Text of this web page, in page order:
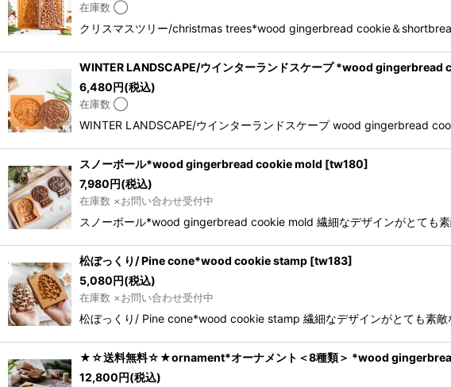
在庫数 ◯
クリスマスツリー/christmas trees*wood gingerbread cookie＆
WINTER LANDSCAPE/ウインターランドスケープ *wood gingerbread
6,480円(税込)
在庫数 ◯
WINTER LANDSCAPE/ウインターランドスケープ wood gingerbread
スノーボール*wood gingerbread cookie mold [tw180]
7,980円(税込)
在庫数 ×お問い合わせ受付中
スノーボール*wood gingerbread cookie mold 繊細なデザインがとても
松ぼっくり/ Pine cone*wood cookie stamp [tw183]
5,080円(税込)
在庫数 ×お問い合わせ受付中
松ぼっくり/ Pine cone*wood cookie stamp 繊細なデザインがとても素
★☆送料無料☆★ornament*オーナメント＜8種類＞ *wood
12,800円(税込)